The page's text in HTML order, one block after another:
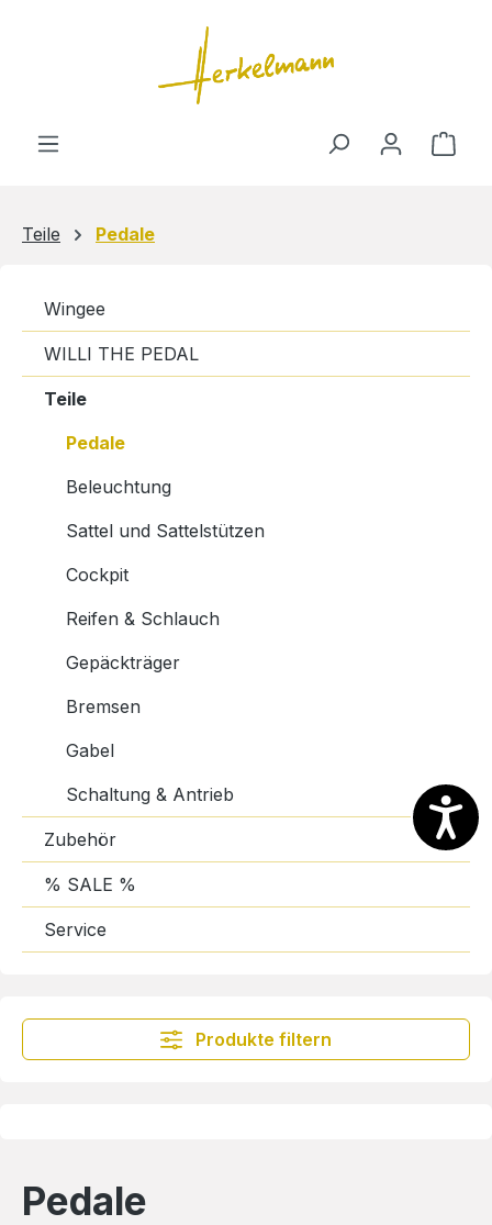
Zum Hauptinhalt springen
Teile Pedale
Wingee
WILLI THE PEDAL
Teile
Pedale
Beleuchtung
Sattel und Sattelstützen
Cockpit
Reifen & Schlauch
Gepäckträger
Bremsen
Gabel
Schaltung & Antrieb
Zubehör
% SALE %
Service
Produkte filtern
Pedale